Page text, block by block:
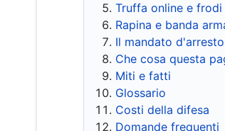
Truffa online e frodi
Rapina e banda
Il mandato
Che cosa questa
Miti e fatti
Glossario
Costi della difesa
Domande frequenti